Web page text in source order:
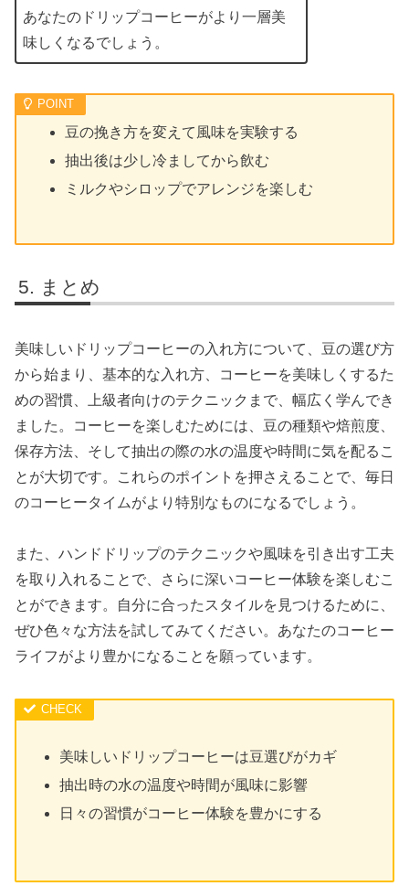
あなたのドリップコーヒーがより一層美
味しくなるでしょう。
豆の挽き方を変えて風味を実験する
抽出後は少し冷ましてから飲む
ミルクやシロップでアレンジを楽しむ
まとめ
美味しいドリップコーヒーの入れ方について、豆の選び方
から始まり、基本的な入れ方、コーヒーを美味しくするた
めの習慣、上級者向けのテクニックまで、幅広く学んでき
ました。コーヒーを楽しむためには、豆の種類や焙煎度、
保存方法、そして抽出の際の水の温度や時間に気を配るこ
とが大切です。これらのポイントを押さえることで、毎日
のコーヒータイムがより特別なものになるでしょう。
また、ハンドドリップのテクニックや風味を引き出す工夫
を取り入れることで、さらに深いコーヒー体験を楽しむこ
とができます。自分に合ったスタイルを見つけるために、
ぜひ色々な方法を試してみてください。あなたのコーヒー
ライフがより豊かになることを願っています。
美味しいドリップコーヒーは豆選びがカギ
抽出時の水の温度や時間が風味に影響
日々の習慣がコーヒー体験を豊かにする